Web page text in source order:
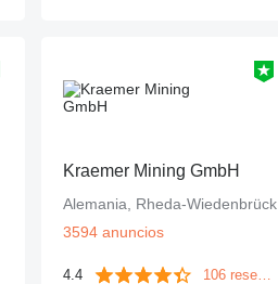
Kraemer Mining GmbH
Alemania, Rheda-Wiedenbrück
3594 anuncios
4.4 106 reseñas